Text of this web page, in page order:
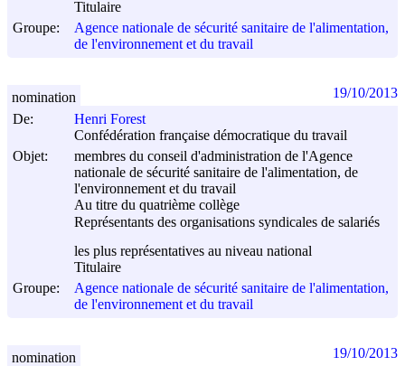
Titulaire
Groupe:
Agence nationale de sécurité sanitaire de l'alimentation,
de l'environnement et du travail
De:
Henri Forest
Confédération française démocratique du travail
Objet:
membres du conseil d'administration de l'Agence
nationale de sécurité sanitaire de l'alimentation, de
l'environnement et du travail
Au titre du quatrième collège
Représentants des organisations syndicales de salariés
les plus représentatives au niveau national
Titulaire
Groupe:
Agence nationale de sécurité sanitaire de l'alimentation,
de l'environnement et du travail
nomination 19/10/2013
nomination 19/10/2013